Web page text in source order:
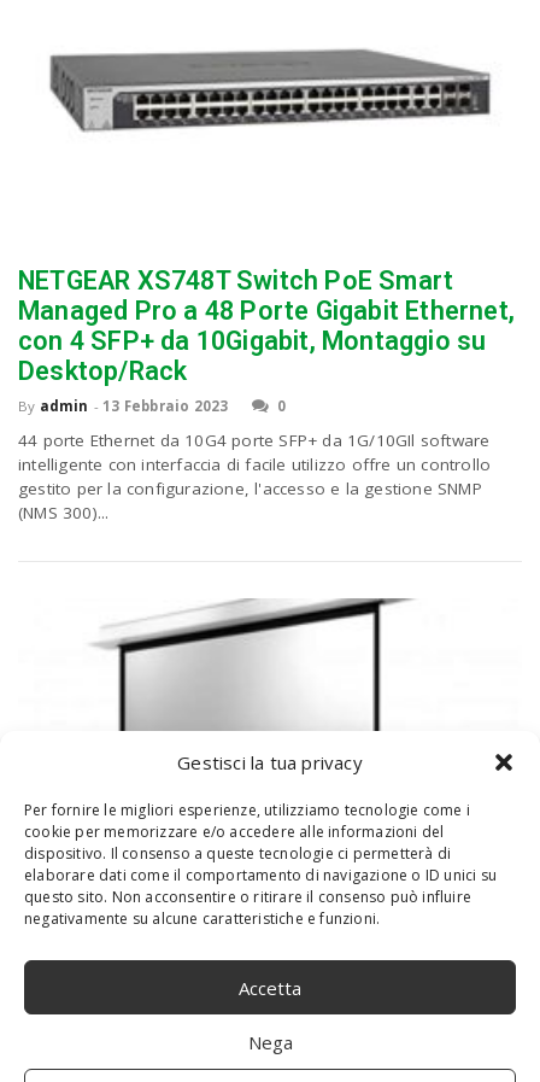
Gestisci la tua privacy
Per fornire le migliori esperienze, utilizziamo tecnologie come i
cookie per memorizzare e/o accedere alle informazioni del
dispositivo. Il consenso a queste tecnologie ci permetterà di
elaborare dati come il comportamento di navigazione o ID unici su
questo sito. Non acconsentire o ritirare il consenso può influire
negativamente su alcune caratteristiche e funzioni.
Accetta
Nega
NETGEAR XS748T Switch PoE Smart
Managed Pro a 48 Porte Gigabit Ethernet,
con 4 SFP+ da 10Gigabit, Montaggio su
Desktop/Rack
By admin - 13 Febbraio 2023 0
44 porte Ethernet da 10G4 porte SFP+ da 1G/10GIl software
intelligente con interfaccia di facile utilizzo offre un controllo
gestito per la configurazione, l'accesso e la gestione SNMP
(NMS 300)...
Elettrico/motorizzato Intelligente per
Montaggio a soffitto 16: 9 con
Telecomando per proiettore Domestico
(Size : 130 inch)